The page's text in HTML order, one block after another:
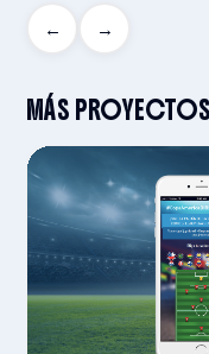
← →
MÁS PROYECTOS